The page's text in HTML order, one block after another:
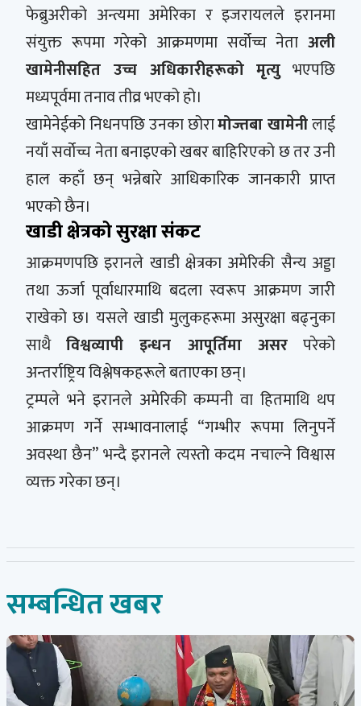
फेब्रुअरीको अन्त्यमा अमेरिका र इजरायलले इरानमा
संयुक्त रूपमा गरेको आक्रमणमा सर्वोच्च नेता अली
खामेनीसहित उच्च अधिकारीहरूको मृत्युभएपछि
मध्यपूर्वमा तनाव तीव्र भएको हो।
खामेनेईको निधनपछि उनका छोरामोज्तबा खामेनीलाई
नयाँ सर्वोच्च नेता बनाइएको खबर बाहिरिएको छ तर उनी
हाल कहाँ छन् भन्नेबारे आधिकारिक जानकारी प्राप्त
भएको छैन।
खाडी क्षेत्रको सुरक्षा संकट
आक्रमणपछि इरानले खाडी क्षेत्रका अमेरिकी सैन्य अड्डा
तथा ऊर्जा पूर्वाधारमाथि बदला स्वरूप आक्रमण जारी
राखेको छ। यसले खाडी मुलुकहरूमा असुरक्षा बढ्नुका
साथैविश्वव्यापी इन्धन आपूर्तिमा असरपरेको
अन्तर्राष्ट्रिय विश्लेषकहरूले बताएका छन्।
ट्रम्पले भने इरानले अमेरिकी कम्पनी वा हितमाथि थप
आक्रमण गर्ने सम्भावनालाई “गम्भीर रूपमा लिनुपर्ने
अवस्था छैन” भन्दै इरानले त्यस्तो कदम नचाल्ने विश्वास
व्यक्त गरेका छन्।
सम्बन्धित खबर